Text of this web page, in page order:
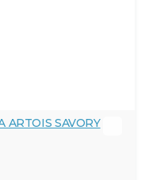
ARTOIS SAVORY